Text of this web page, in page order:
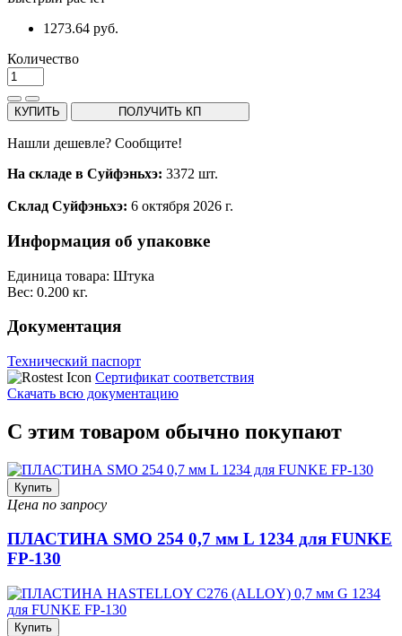
1273.64 руб.
Количество
КУПИТЬ ПОЛУЧИТЬ КП
Нашли дешевле? Сообщите!
На складе в Суйфэньхэ: 3372 шт.
Склад Суйфэньхэ: 6 октября 2026 г.
Информация об упаковке
Единица товара: Штука
Вес: 0.200 кг.
Документация
Технический паспорт
Сертификат соответствия
Скачать всю документацию
С этим товаром обычно покупают
Купить
Цена по запросу
ПЛАСТИНА SMO 254 0,7 мм L 1234 для FUNKE
FP-130
Купить